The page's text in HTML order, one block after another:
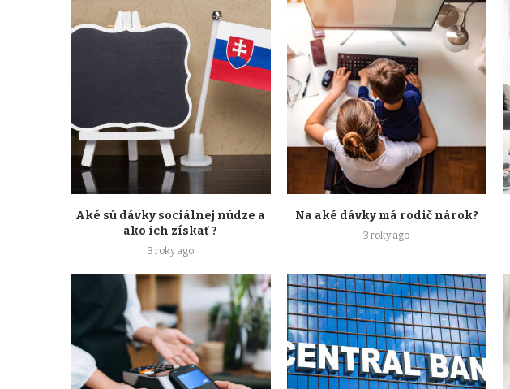
Aké sú dávky sociálnej núdze a
ako ich získať ?
3 roky ago
Na aké dávky má rodič nárok?
3 roky ago